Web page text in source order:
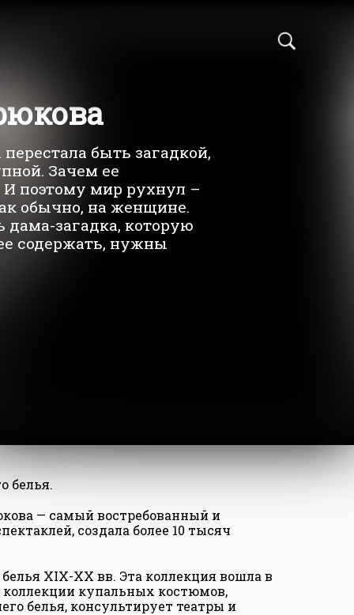
быть загадкой,
Зачем ее
И поэтому мир рухнул –
обычно, на женщине.
загадка, которую
содержать, нужны
белья.
— самый востребованный и
создала более 10 тысяч
XIX-XX вв. Эта коллекция вошла в
коллекции купальных костюмов,
белья, консультирует театры и